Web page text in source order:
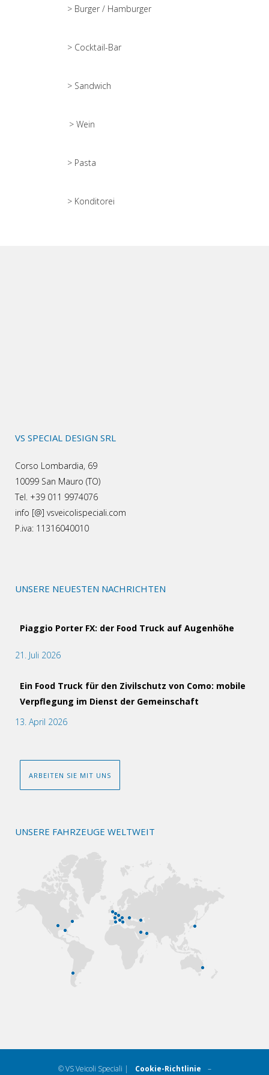
> Burger / Hamburger
> Cocktail-Bar
> Sandwich
> Wein
> Pasta
> Konditorei
VS SPECIAL DESIGN SRL
Corso Lombardia, 69
10099 San Mauro (TO)
Tel. +39 011 9974076
info [@] vsveicolispeciali.com
P.iva: 11316040010
UNSERE NEUESTEN NACHRICHTEN
Piaggio Porter FX: der Food Truck auf Augenhöhe
21. Juli 2026
Ein Food Truck für den Zivilschutz von Como: mobile
Verpflegung im Dienst der Gemeinschaft
13. April 2026
ARBEITEN SIE MIT UNS
UNSERE FAHRZEUGE WELTWEIT
© VS Veicoli Speciali | Cookie-Richtlinie –